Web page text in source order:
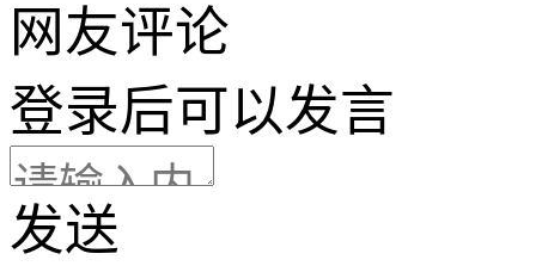
网友评论
登录后可以发言
发送